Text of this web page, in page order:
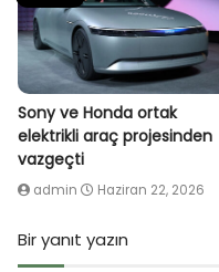
Sony ve Honda ortak
elektrikli araç projesinden
vazgeçti
admin Haziran 22, 2026
Bir yanıt yazın